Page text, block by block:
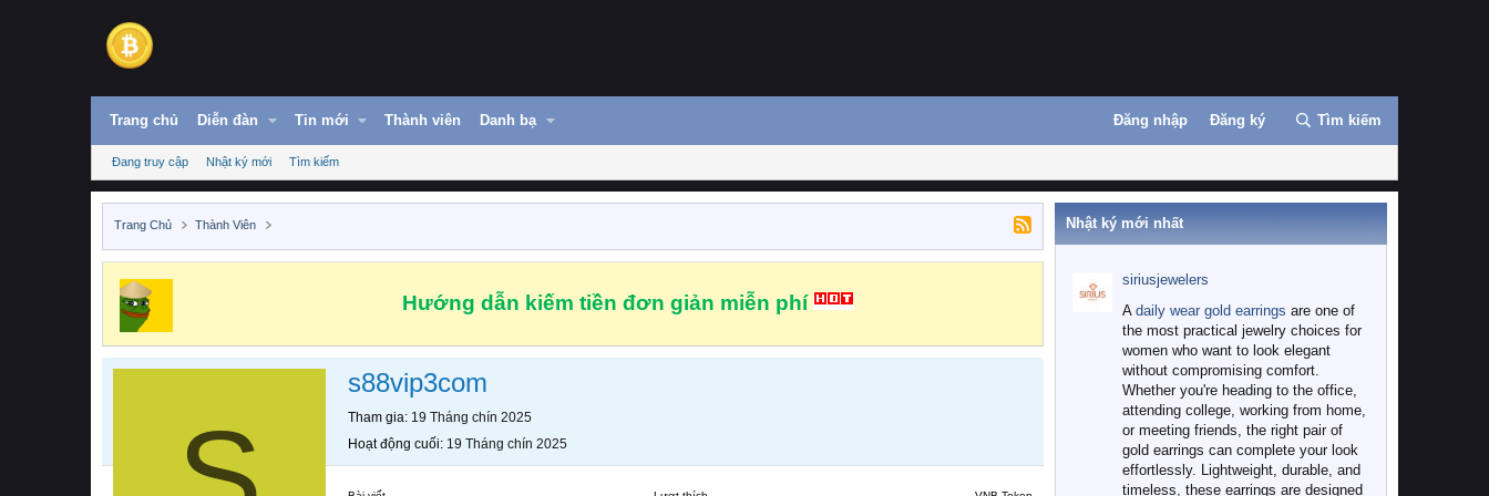
Trang chủ Diễn đàn Tin mới Thành viên Danh bạ Đăng nhập Đăng ký Tìm kiếm
Đang truy cập Nhật ký mới Tìm kiếm
Trang Chủ Thành Viên
Hướng dẫn kiếm tiền đơn giản miễn phí
s88vip3com
Tham gia 19 Tháng chín 2025
Hoạt động cuối 19 Tháng chín 2025
Nhật ký mới nhất
siriusjewelers
A daily wear gold earrings are one of
the most practical jewelry choices for
women who want to look elegant
without compromising comfort.
Whether you're heading to the office,
attending college, working from home,
or meeting friends, the right pair of
gold earrings can complete your look
effortlessly. Lightweight, durable, and
timeless, these earrings are designed